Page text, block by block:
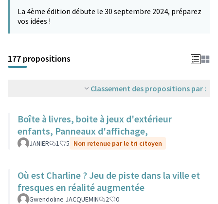
−
La 4ème édition débute le 30 septembre 2024, préparez
vos idées !
177 propositions
Classement des propositions par :
Boîte à livres, boite à jeux d'extérieur
enfants, Panneaux d'affichage,
JANIER 1 5 Non retenue par le tri citoyen
Où est Charline ? Jeu de piste dans la ville et
fresques en réalité augmentée
Gwendoline JACQUEMIN 2
0